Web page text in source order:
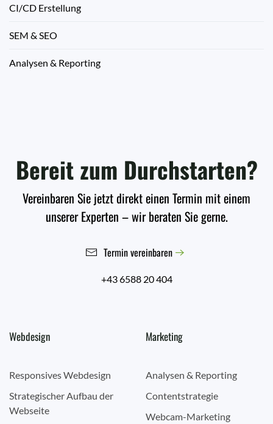
CI/CD Erstellung
SEM & SEO
Analysen & Reporting
Bereit zum Durchstarten?
Vereinbaren Sie jetzt direkt einen Termin mit einem
unserer Experten – wir beraten Sie gerne.
Termin vereinbaren
+43 6588 20 404
Webdesign
Responsives Webdesign
Strategischer Aufbau der
Webseite
Marketing
Analysen & Reporting
Contentstrategie
Webcam-Marketing